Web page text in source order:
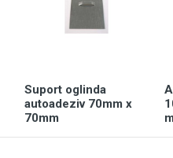
Suport oglinda
autoadeziv 70mm x
70mm